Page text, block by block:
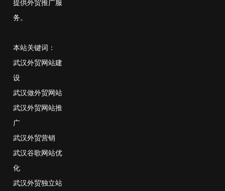
提供外贸推广服
务。
本站关键词：
武汉外贸网站建
设
武汉做外贸网站
武汉外贸网站推
广
武汉外贸营销
武汉谷歌网站优
化
武汉外贸独立站